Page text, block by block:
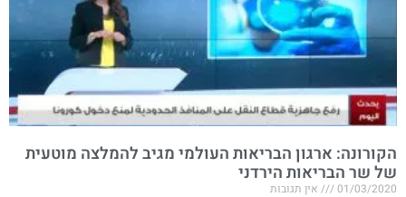
הקורונה: ארגון הבריאות העולמי מגיב להמלצה מוטעית
של שר הבריאות הירדני
01/03/2020 אין תגובות